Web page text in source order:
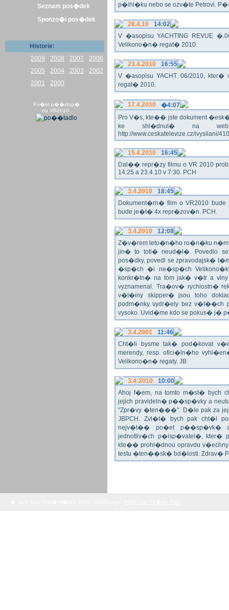
Seznam pos�dek
Sponzo�i pos�dek
Historie:
2009
2008 2007
2006
2005
2004 2003
2002
2001
2000
Po�et p��stup�
na VR2010:
p�ihl�ku nebo se ozv�te Petrovi.
28.4.10
14:02
V �asopisu YACHTING REVUE
Velikono�n� regat� 2010.
23.4.2010
16:55
V �asopisu YACHT 06/2010,
regat� 2010.
17.4.2010
�4:07
Pro V�s, kte�� jste dokument
ke shl�dnut� na
http://www.ceskatelevize.cz/ivysilani/
15.4.2010
16:45
Dal�� repr�zy filmu o VR 2010
14:25 a 23.4.10 v 7:30. PCH
3.4.2010
18:45
Dokument�rn� film o VR2010
bude je�t� 4x repr�zov�n. PCH.
3.4.2010
12:08
Z�v�rem leto�n�ho ro�n�ku n�m
jin� to toti� neud�l�. Povedlo
pos�dky, povedl se zpravodajsk�
�sp�ch �i ne�sp�ch
konkr�tn� na tom jak� v�tr a
vyznamenal. Tra�ov� rychlostn�
v�t�iny skipper� jsou toho
podm�nky vydr�ely bez v�t��ch
vysoko. Uvid�me kdo se pokus� j�
3.4.2001
11:46
Cht�li bysme tak� pod�kovat
merendy, resp. ofici�ln�ho
Velikono�n� regaty. JB
3.4:2010
10:00
Ahoj f�em, na tomto m�st� bych
jejich pravideln� p��sp�vky a
"Zpr�vy �ten���". D�le pak za
JBPCH. Zvl�t� bych pak cht�l
nejv�t�� po�et p��sp�vk�
jednotliv�ch p�isp�vatel�, kter�
kte�� prohl�dnou opravdu
testu �ten��sk� bd�losti. Zdrav�